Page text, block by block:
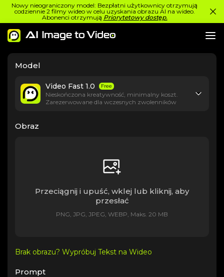
Nowy nieograniczony model: Bezpłatni użytkownicy otrzymują
codziennie 2 filmy wideo w celu uzyskania obrazu AI na wideo.
Abonenci otrzymują Priorytetowy dostęp.
Model
Video Fast 1.0 Free
Nieskończona kreatywność, minimalny koszt.
Zarezerwowane dla wczesnych zwolenników
Obraz
Przeciągnij i upuść, wklej lub kliknij, aby
przesłać
PNG, JPG, JPEG, WEBP, Maks. 20 MB
Brak obrazu? Wypróbuj Tekst na Wideo
Prompt